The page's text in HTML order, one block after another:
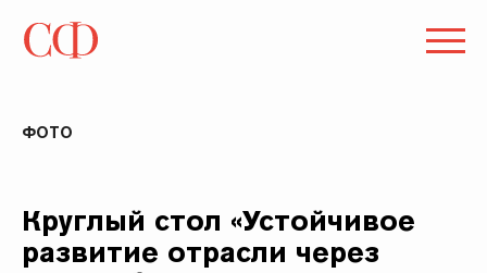
ФОТО
Круглый стол «Устойчивое
развитие отрасли через